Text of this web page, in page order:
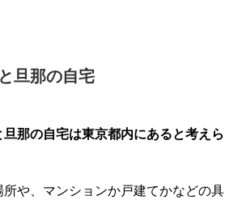
旦那の自宅
那の自宅は東京都内にあると考えら
所や、マンションか戸建てかなどの具